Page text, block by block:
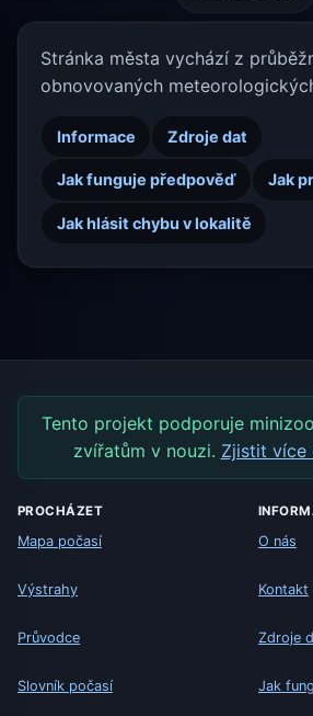
Stránka města vychází z
obnovovaných
Informace Zdroje dat
Jak funguje předpověď Jak
Jak hlásit chybu v lokalitě
Tento projekt podporuje
zvířatům v nouzi. Zjistit více
PROCHÁZET
Mapa počasí
Výstrahy
Průvodce
Slovník počasí
O nás
Kontakt
Zdroje
Jak